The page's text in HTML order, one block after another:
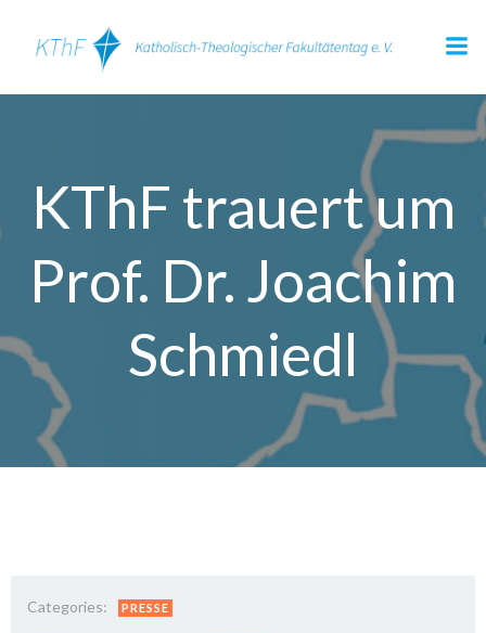
Inhalt
springen
KThF trauert um
Prof. Dr. Joachim
Schmiedl
Categories: PRESSE